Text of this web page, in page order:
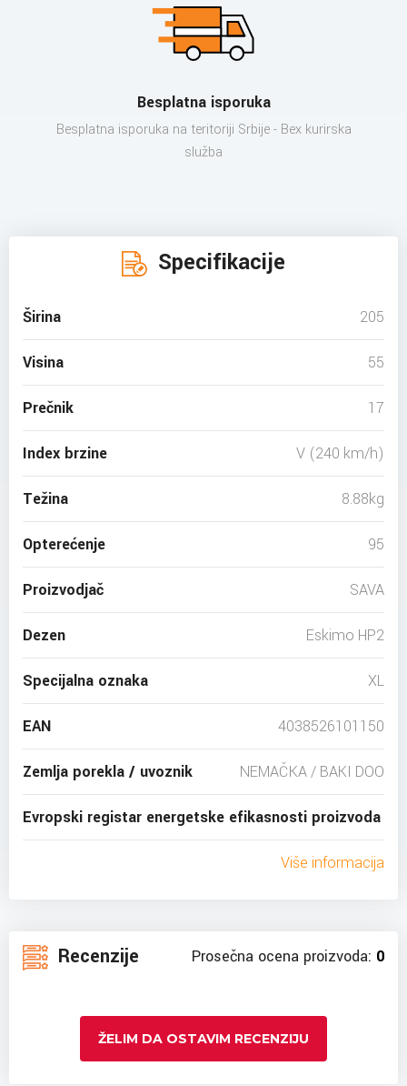
Besplatna isporuka
Besplatna isporuka na teritoriji Srbije - Bex kurirska
služba
Specifikacije
Širina 205
Visina 55
Prečnik 17
Index brzine V (240 km/h)
Težina 8.88kg
Opterećenje 95
Proizvodjač SAVA
Dezen Eskimo HP2
Specijalna oznaka XL
EAN 4038526101150
Zemlja porekla / uvoznik NEMAČKA / BAKI DOO
Evropski registar energetske efikasnosti proizvoda
Više informacija
Recenzije Prosečna ocena proizvoda: 0
ŽELIM DA OSTAVIM RECENZIJU